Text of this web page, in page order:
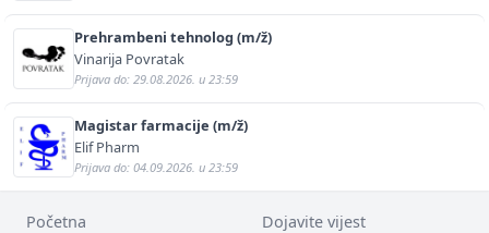
Prehrambeni tehnolog (m/ž)
Vinarija Povratak
Prijava do: 29.08.2026. u 23:59
Magistar farmacije (m/ž)
Elif Pharm
Prijava do: 04.09.2026. u 23:59
Početna Dojavite vijest